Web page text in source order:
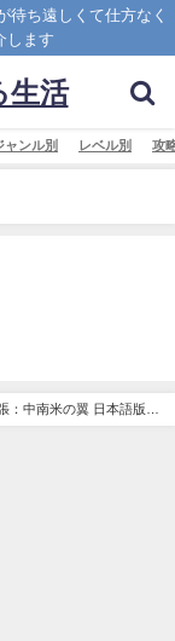
待ち遠しくて仕方なく
します
生活
ャンル別 レベル別 攻
：中南米の翼 日本語版
ョップ紹介！